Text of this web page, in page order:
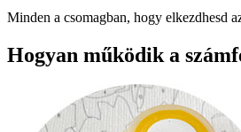
Minden a csomagban, hogy elkezdhesd
Hogyan működik a